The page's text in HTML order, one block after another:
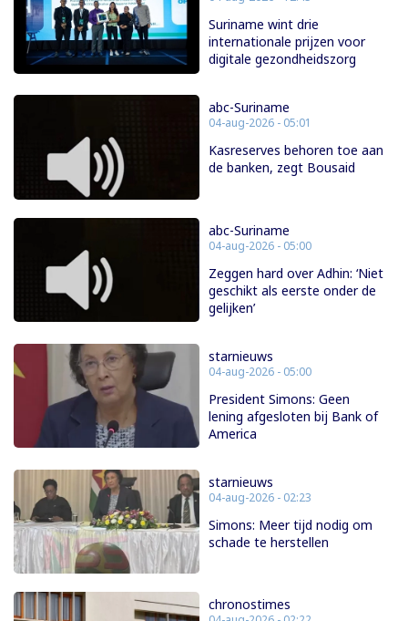
Suriname wint drie
internationale prijzen voor
digitale gezondheidszorg
abc-Suriname
04-aug-2026 - 05:01
Kasreserves behoren toe aan
de banken, zegt Bousaid
abc-Suriname
04-aug-2026 - 05:00
Zeggen hard over Adhin: ‘Niet
geschikt als eerste onder de
gelijken’
starnieuws
04-aug-2026 - 05:00
President Simons: Geen
lening afgesloten bij Bank of
America
starnieuws
04-aug-2026 - 02:23
Simons: Meer tijd nodig om
schade te herstellen
chronostimes